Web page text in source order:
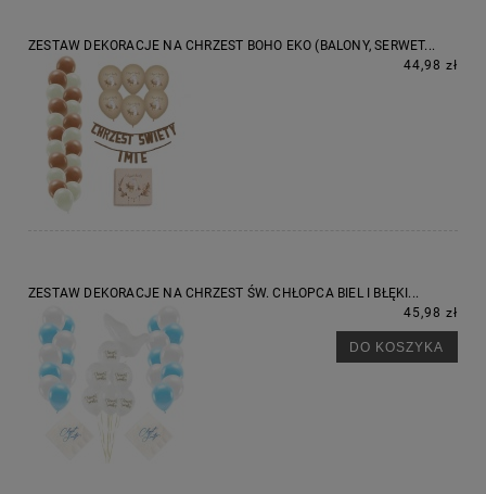
ZESTAW DEKORACJE NA CHRZEST BOHO EKO (BALONY, SERWET...
44,98 zł
ZESTAW DEKORACJE NA CHRZEST ŚW. CHŁOPCA BIEL I BŁĘKI...
45,98 zł
DO KOSZYKA